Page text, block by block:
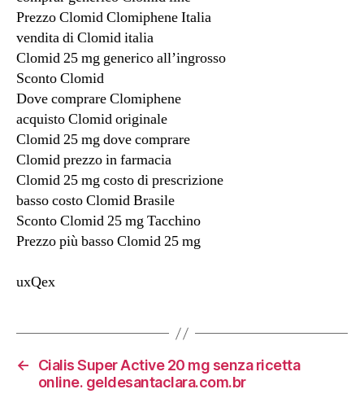
Prezzo Clomid Clomiphene Italia
vendita di Clomid italia
Clomid 25 mg generico all’ingrosso
Sconto Clomid
Dove comprare Clomiphene
acquisto Clomid originale
Clomid 25 mg dove comprare
Clomid prezzo in farmacia
Clomid 25 mg costo di prescrizione
basso costo Clomid Brasile
Sconto Clomid 25 mg Tacchino
Prezzo più basso Clomid 25 mg
uxQex
←
Cialis Super Active 20 mg senza ricetta
online. geldesantaclara.com.br